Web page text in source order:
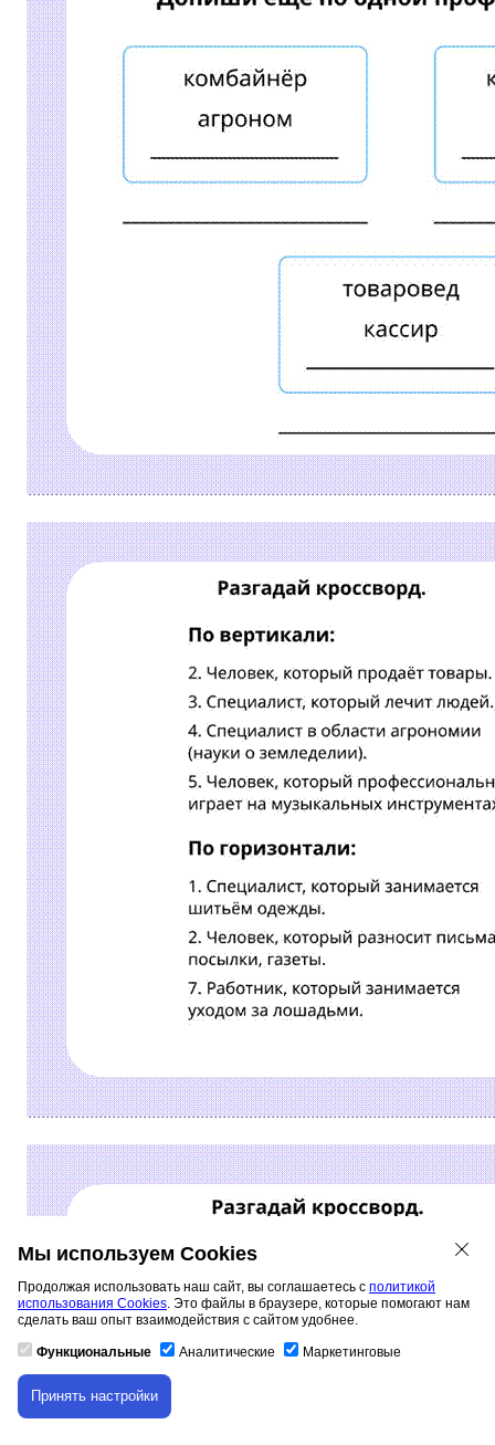
Скачивание материала доступно только для
авторизованных пользователей.
Мы используем Cookies
Продолжая использовать наш сайт, вы соглашаетесь с политикой
использования Cookies. Это файлы в браузере, которые помогают нам
сделать ваш опыт взаимодействия с сайтом удобнее.
Функциональные Аналитические Маркетинговые
Принять настройки